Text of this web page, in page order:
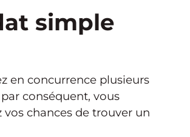
simple
en concurrence plusieurs
conséquent, vous
chances de trouver un